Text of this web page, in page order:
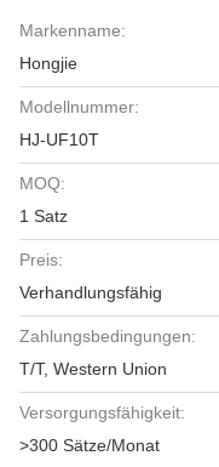
Markenname:
Hongjie
Modellnummer:
HJ-UF10T
MOQ:
1 Satz
Preis:
Verhandlungsfähig
Zahlungsbedingungen:
T/T, Western Union
Versorgungsfähigkeit:
>300 Sätze/Monat